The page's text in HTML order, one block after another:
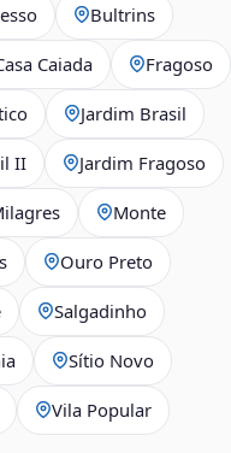
Bultrins
Caiada Fragoso
Jardim Brasil
II Jardim Fragoso
Monte
Ouro Preto
Salgadinho
Sítio Novo
Vila Popular